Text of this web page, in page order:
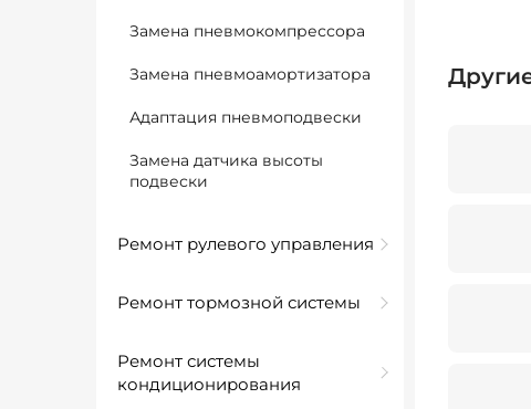
Замена пневмокомпрессора
Замена пневмоамортизатора
Адаптация пневмоподвески
Замена датчика высоты
подвески
Ремонт рулевого управления
Ремонт тормозной системы
Ремонт системы
кондиционирования